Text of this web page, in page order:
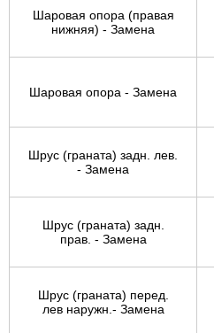
Шаровая опора (правая
нижняя) - Замена
Шаровая опора - Замена
Шрус (граната) задн. лев.
- Замена
Шрус (граната) задн.
прав. - Замена
Шрус (граната) перед.
лев наружн.- Замена